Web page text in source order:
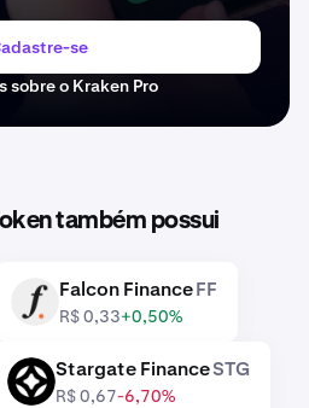
se
sobre o Kraken Pro
também possui
FF Falcon FinanceFF
R$ 0,33+0,50%
STG Stargate FinanceSTG
R$ 0,67-6,70%